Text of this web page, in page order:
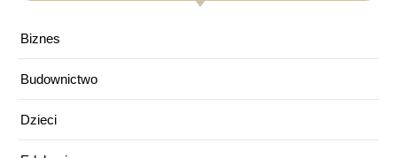
Biznes
Budownictwo
Dzieci